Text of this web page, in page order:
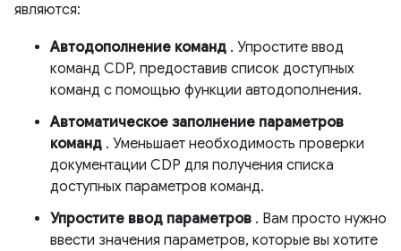
являются:
Автодополнение команд . Упростите ввод
команд CDP, предоставив список доступных
команд с помощью функции автодополнения.
Автоматическое заполнение параметров
команд . Уменьшает необходимость проверки
документации CDP для получения списка
доступных параметров команд.
Упростите ввод параметров . Вам просто нужно
ввести значения параметров, которые вы хотите